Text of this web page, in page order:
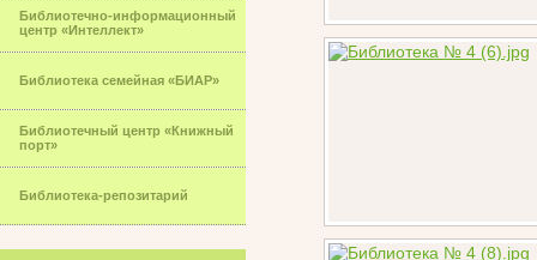
Библиотечно-информационный
центр «Интеллект»
Библиотека семейная «БИАР»
Библиотечный центр «Книжный
порт»
Библиотека-репозитарий